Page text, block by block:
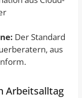
Der Standard
aus
Arbeitsalltag